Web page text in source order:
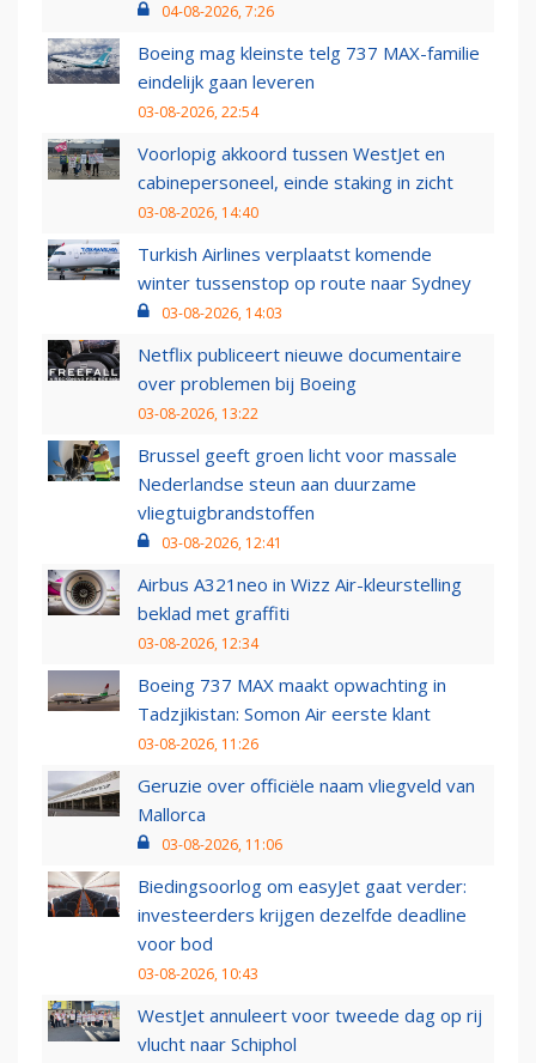
04-08-2026, 7:26
Boeing mag kleinste telg 737 MAX-familie
eindelijk gaan leveren
03-08-2026, 22:54
Voorlopig akkoord tussen WestJet en
cabinepersoneel, einde staking in zicht
03-08-2026, 14:40
Turkish Airlines verplaatst komende
winter tussenstop op route naar Sydney
03-08-2026, 14:03
Netflix publiceert nieuwe documentaire
over problemen bij Boeing
03-08-2026, 13:22
Brussel geeft groen licht voor massale
Nederlandse steun aan duurzame
vliegtuigbrandstoffen
03-08-2026, 12:41
Airbus A321neo in Wizz Air-kleurstelling
beklad met graffiti
03-08-2026, 12:34
Boeing 737 MAX maakt opwachting in
Tadzjikistan: Somon Air eerste klant
03-08-2026, 11:26
Geruzie over officiële naam vliegveld van
Mallorca
03-08-2026, 11:06
Biedingsoorlog om easyJet gaat verder:
investeerders krijgen dezelfde deadline
voor bod
03-08-2026, 10:43
WestJet annuleert voor tweede dag op rij
vlucht naar Schiphol